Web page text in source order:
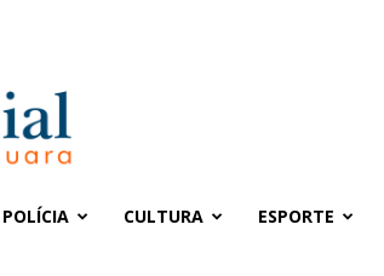
POLÍCIA CULTURA ESPORTE